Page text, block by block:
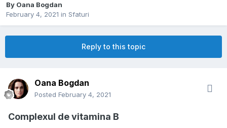
By Oana Bogdan
February 4, 2021 in Sfaturi
Reply to this topic
Oana Bogdan
Posted February 4, 2021
Complexul de vitamina B